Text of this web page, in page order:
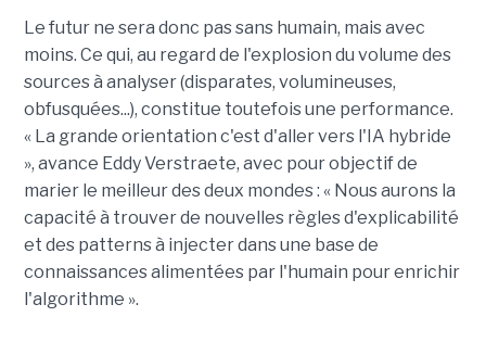
Le futur ne sera donc pas sans humain, mais avec
moins. Ce qui, au regard de l'explosion du volume des
sources à analyser (disparates, volumineuses,
obfusquées...), constitue toutefois une performance.
« La grande orientation c'est d'aller vers l'IA hybride
», avance Eddy Verstraete, avec pour objectif de
marier le meilleur des deux mondes : « Nous aurons la
capacité à trouver de nouvelles règles d'explicabilité
et des patterns à injecter dans une base de
connaissances alimentées par l'humain pour enrichir
l'algorithme ».